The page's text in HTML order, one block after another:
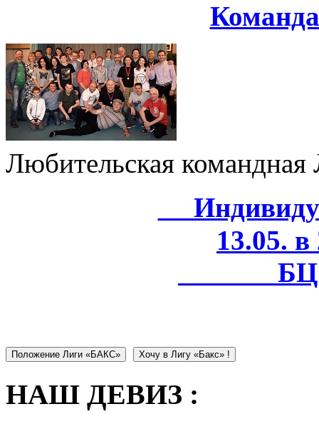
Любительская
13.05.
БЦ
Положение Лиги «БАКС» Хочу в Лигу «Бакс» !
НАШ ДЕВИЗ :